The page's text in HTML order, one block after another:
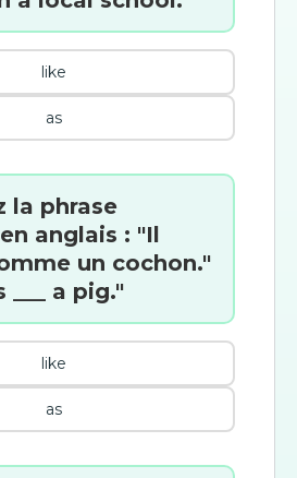
like
as
la phrase
anglais : "Il
un cochon."
___ a pig."
like
as